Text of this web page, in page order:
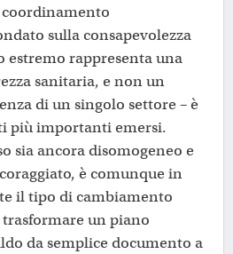
sulla consapevolezza
estremo rappresenta una
sanitaria, e non un
di un singolo settore – è
più importanti emersi.
sia ancora disomogeneo e
è comunque in
il tipo di cambiamento
un piano
da semplice documento a